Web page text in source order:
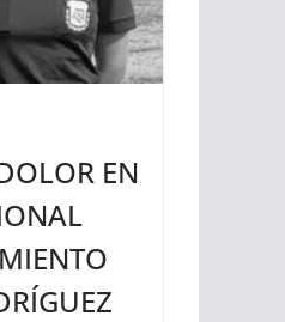
EN